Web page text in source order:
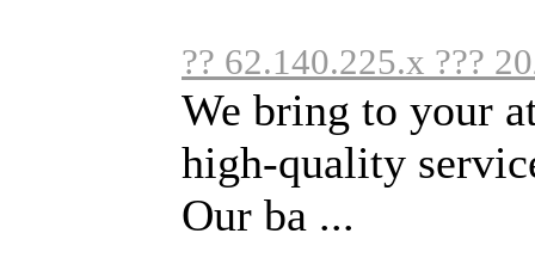
?? 62.140.225.x ???
We bring to your
high-quality
Our ba ...